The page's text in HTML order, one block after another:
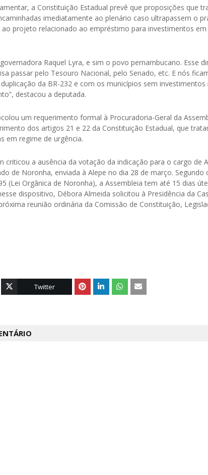
a Constituição Estadual prevê que proposições que
imediatamente ao plenário caso ultrapassem o
ao projeto relacionado ao empréstimo para investimentos
Raquel Lyra, e sim o povo pernambucano. Esse
passar pelo Tesouro Nacional, pelo Senado, etc. E nós
da BR-232 e com os municípios sem investimentos
destacou a deputada.
um requerimento formal à Procuradoria-Geral da
dos artigos 21 e 22 da Constituição Estadual, que
em regime de urgência.
criticou a ausência da votação da indicação para o cargo de
de Noronha, enviada à Alepe no dia 28 de março. Segundo
(Lei Orgânica de Noronha), a Assembleia tem até 15 dias
dispositivo, Débora Almeida solicitou à Presidência da
reunião ordinária da Comissão de Constituição,
Twitter